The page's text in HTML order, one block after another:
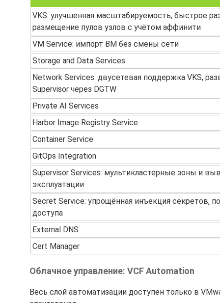
VKS: улучшенная масштабируемость, быстрое
размещение пулов узлов с учётом аффинити
VM Service: импорт ВМ без смены сети
Storage and Data Services
Network Services: двусетевая поддержка VKS,
Supervisor через DGTW
Private AI Services
Harbor Image Registry Service
Container Service
GitOps Integration
Supervisor Services: мультикластерные зоны и
эксплуатации
Secret Service: упрощённая инъекция секретов,
доступа
External DNS
Cert Manager
Облачное управление: VCF Automation
Весь слой автоматизации доступен только в